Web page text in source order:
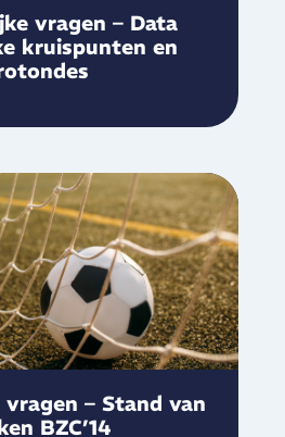
vragen – Data
kruispunten en
– Stand van
BZC’14